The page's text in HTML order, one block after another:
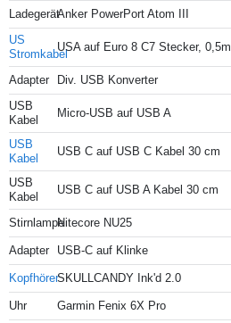
LadegerätAnker PowerPort Atom III
US
Stromkabel
USA auf Euro 8 C7 Stecker, 0,5m
Adapter Div. USB Konverter
USB
Kabel
Micro-USB auf USB A
USB
Kabel
USB C auf USB C Kabel 30 cm
USB
Kabel
USB C auf USB A Kabel 30 cm
StirnlampeNitecore NU25
Adapter USB-C auf Klinke
KopfhörerSKULLCANDY Ink'd 2.0
Uhr Garmin Fenix 6X Pro